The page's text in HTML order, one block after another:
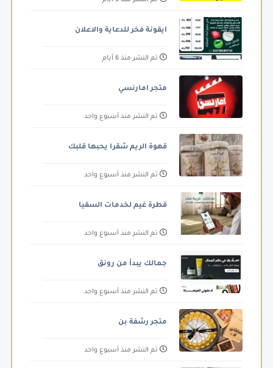
ايقونة فخر للدعاية والاعلان
تم النشر منذ 6 أيام
متجر امارنسي
تم النشر منذ أسبوع واحد
قهوة الريم شقرا يحبها قلبك
تم النشر منذ أسبوع واحد
قطرة غيم لخدمات السقيا
تم النشر منذ أسبوع واحد
جمالك يبدأ من رونق
تم النشر منذ أسبوع واحد
متجر رشفة بن
تم النشر منذ أسبوع واحد